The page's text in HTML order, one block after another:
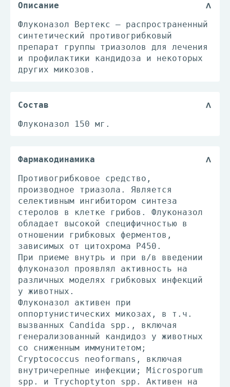
Описание
Флуконазол Вертекс — распространенный
синтетический противогрибковый
препарат группы триазолов для лечения
и профилактики кандидоза и некоторых
других микозов.
Состав
Флуконазол 150 мг.
Фармакодинамика
Противогрибковое средство,
производное триазола. Является
селективным ингибитором синтеза
стеролов в клетке грибов. Флуконазол
обладает высокой специфичностью в
отношении грибковых ферментов,
зависимых от цитохрома P450.
При приеме внутрь и при в/в введении
флуконазол проявлял активность на
различных моделях грибковых инфекций
у животных.
Флуконазол активен при
оппортунистических микозах, в т.ч.
вызванных Candida spp., включая
генерализованный кандидоз у животных
со сниженным иммунитетом;
Cryptococcus neoformans, включая
внутричерепные инфекции; Microsporum
spp. и Trychoptyton spp. Активен на